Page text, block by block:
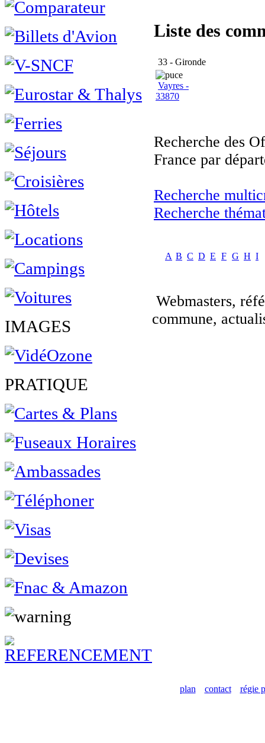
IMAGES
PRATIQUE
Liste des
33 - Gironde
Vayres -
33870
Recherche des
France par
Recherche
Recherche
A B C D E F G H I
Webmasters,
commune,
plan contact régie